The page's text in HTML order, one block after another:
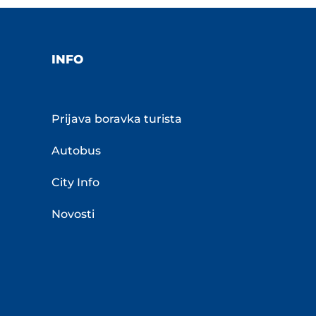
INFO
Prijava boravka turista
Autobus
City Info
Novosti